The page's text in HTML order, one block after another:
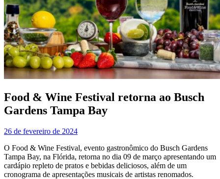
Food & Wine Festival retorna ao Busch
Gardens Tampa Bay
26 de fevereiro de 2024
O Food & Wine Festival, evento gastronômico do Busch Gardens
Tampa Bay, na Flórida, retorna no dia 09 de março apresentando um
cardápio repleto de pratos e bebidas deliciosos, além de um
cronograma de apresentações musicais de artistas renomados.